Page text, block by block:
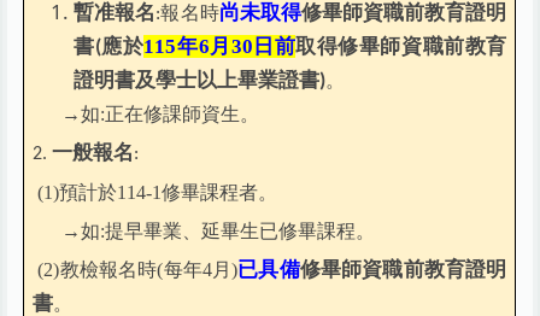
暫准報名:報名時尚未取得修畢師資職前教育證明
書(應於115年6月30日前取得修畢師資職前教育
證明書及學士以上畢業證書)。
→如:正在修課師資生。
2. 一般報名:
(1)預計於114-1修畢課程者。
→如:提早畢業、延畢生已修畢課程。
(2)教檢報名時(每年4月)已具備修畢師資職前教育證明
書。